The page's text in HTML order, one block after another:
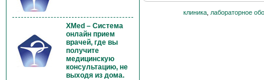
XMed – Система
онлайн прием
врачей, где вы
получите
медицинскую
консультацию, не
выходя из дома.
клиника лабораторное